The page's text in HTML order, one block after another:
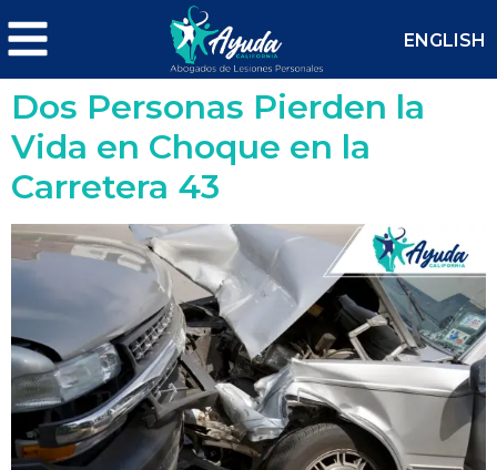
ENGLISH
Dos Personas Pierden la
Vida en Choque en la
Carretera 43